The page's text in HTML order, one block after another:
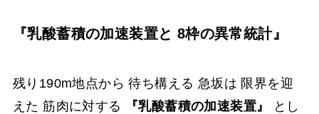
『乳酸蓄積の加速装置と 8枠の異常統計』
残り190m地点から 待ち構える 急坂は 限界を迎
えた 筋肉に対する
『乳酸蓄積の加速装置』
とし